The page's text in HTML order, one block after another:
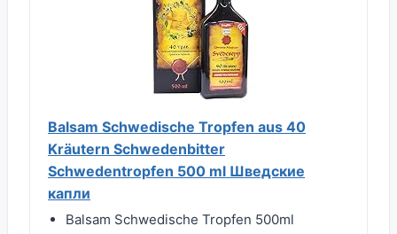
Balsam Schwedische Tropfen aus 40
Kräutern Schwedenbitter
Schwedentropfen 500 ml Шведские
капли
Balsam Schwedische Tropfen 500ml